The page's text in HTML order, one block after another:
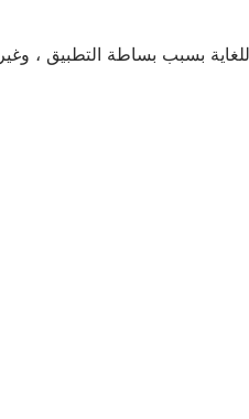
بسبب بساطة التطبيق ، وغير